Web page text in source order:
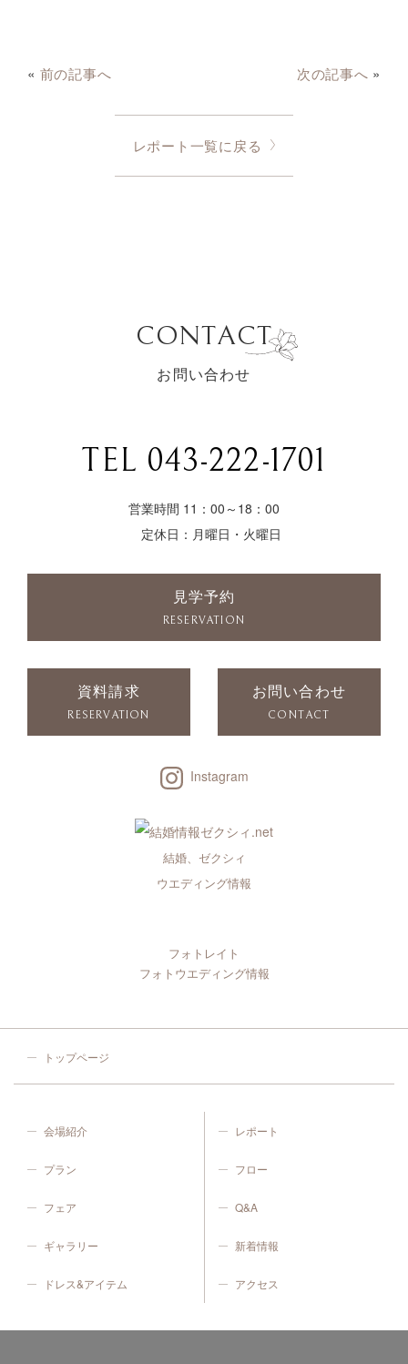
« 前の記事へ 次の記事へ »
レポート一覧に戻る
CONTACT
お問い合わせ
TEL 043-222-1701
営業時間 11：00～18：00
定休日：月曜日・火曜日
見学予約
RESERVATION
資料請求
RESERVATION
お問い合わせ
CONTACT
Instagram
結婚、ゼクシィ
ウエディング情報
フォトレイト
フォトウエディング情報
トップページ
会場紹介
プラン
フェア
ギャラリー
ドレス&アイテム
レポート
フロー
Q&A
新着情報
アクセス